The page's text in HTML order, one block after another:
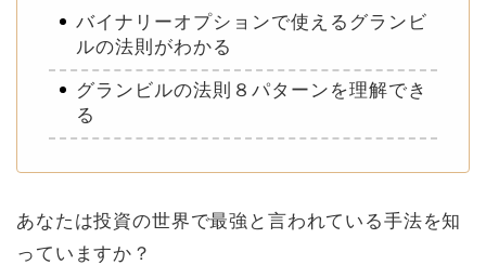
バイナリーオプションで使えるグランビ
ルの法則がわかる
グランビルの法則８パターンを理解でき
る
あなたは投資の世界で最強と言われている手法を知
っていますか？